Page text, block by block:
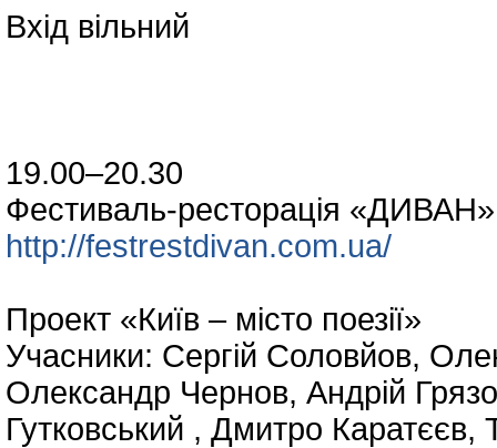
Вхід вільний
19.00–20.30
Фестиваль-ресторація
http://festrestdivan.com.ua/
Проект «Київ – місто поезії»
Учасники: Сергій Соловйов,
Олександр Чернов, Андрій
Гутковський , Дмитро Каратєєв,